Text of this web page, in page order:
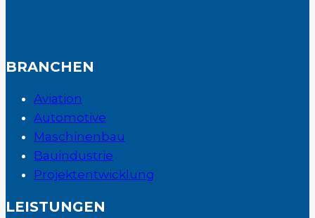
BRANCHEN
Aviation
Automotive
Maschinenbau
Bauindustrie
Projektentwicklung
LEISTUNGEN